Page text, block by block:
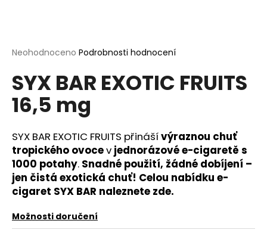
Průměrné
produktu
je
0,0
hvězdiček.
Neohodnoceno Podrobnosti hodnocení
SYX BAR EXOTIC FRUITS
16,5 mg
SYX BAR EXOTIC FRUITS přinášívýraznou chuť
tropického ovocev jednorázové e-cigaretě s
1000 potahy. Snadné použití, žádné dobíjení –
jen čistá exotická chuť! Celou nabídku e-
cigaret SYX BAR naleznete zde.
Možnosti doručení
í
t
?
HLEDAT
D
p
o